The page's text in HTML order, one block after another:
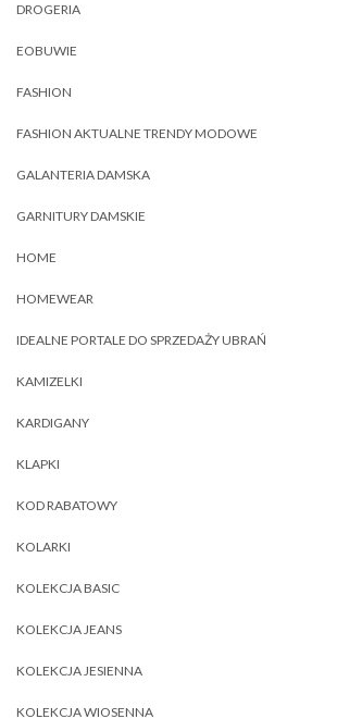
DROGERIA
EOBUWIE
FASHION
FASHION AKTUALNE TRENDY MODOWE
GALANTERIA DAMSKA
GARNITURY DAMSKIE
HOME
HOMEWEAR
IDEALNE PORTALE DO SPRZEDAŻY UBRAŃ
KAMIZELKI
KARDIGANY
KLAPKI
KOD RABATOWY
KOLARKI
KOLEKCJA BASIC
KOLEKCJA JEANS
KOLEKCJA JESIENNA
KOLEKCJA WIOSENNA